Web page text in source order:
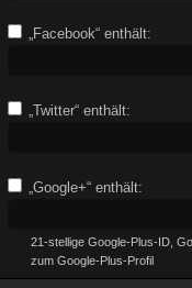
„Facebook“ enthält:
„Twitter“ enthält:
„Google+“ enthält:
21-stellige Google-Plus-ID,
zum Google-Plus-Profil